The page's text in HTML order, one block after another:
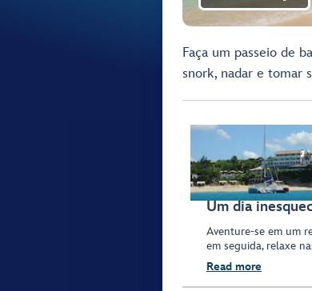
Faça um passeio de
snork, nadar e tomar
Um dia
Aventure-se em um
em seguida, relaxe
Read more